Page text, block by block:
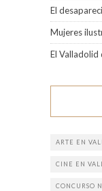
El
Mujeres
El Valladolid
ARTE EN
CINE EN
CONCURSO